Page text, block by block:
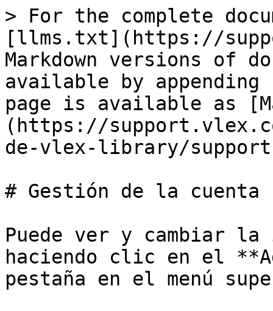
> For the complete
[llms.txt](https://
Markdown versions of
available by
page is available as
(https://
de-vlex-library/support-
# Gestión de la cuenta
Puede ver y cambiar la
haciendo clic en el
pestaña en el menú